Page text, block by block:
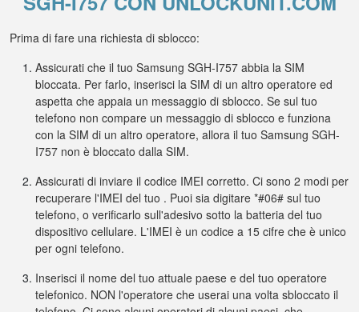
Prima di fare una richiesta di sblocco:
Assicurati che il tuo Samsung SGH-I757 abbia la SIM
bloccata. Per farlo, inserisci la SIM di un altro operatore ed
aspetta che appaia un messaggio di sblocco. Se sul tuo
telefono non compare un messaggio di sblocco e funziona
con la SIM di un altro operatore, allora il tuo Samsung SGH-
I757 non è bloccato dalla SIM.
Assicurati di inviare il codice IMEI corretto. Ci sono 2 modi per
recuperare l'IMEI del tuo . Puoi sia digitare *#06# sul tuo
telefono, o verificarlo sull'adesivo sotto la batteria del tuo
dispositivo cellulare. L'IMEI è un codice a 15 cifre che è unico
per ogni telefono.
Inserisci il nome del tuo attuale paese e del tuo operatore
telefonico. NON l'operatore che userai una volta sbloccato il